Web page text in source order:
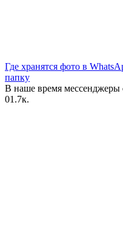
Где хранятся фото в
папку
В наше время мессенджеры
01.7к.